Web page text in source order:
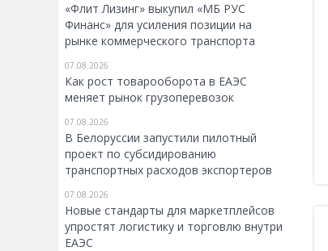
«Флит Лизинг» выкупил «МБ РУС
Финанс» для усиления позиции на
рынке коммерческого транспорта
07.08.2026
Как рост товарооборота в ЕАЭС
меняет рынок грузоперевозок
07.08.2026
В Белоруссии запустили пилотный
проект по субсидированию
транспортных расходов экспортеров
07.08.2026
Новые стандарты для маркетплейсов
упростят логистику и торговлю внутри
ЕАЭС